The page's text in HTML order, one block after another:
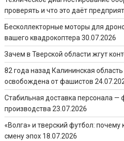
проверять и что это даёт
Бесколлекторные моторы для
вашего квадрокоптера 30.07.2026
Зачем в Тверской области жгут
82 года назад Калининская
освобождена от фашистов
Стабильная доставка персонала —
производства 23.07.2026
«Волга» и тверский футбол:
смену эпох 18.07.2026